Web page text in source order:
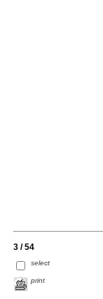
3 / 54
select
print